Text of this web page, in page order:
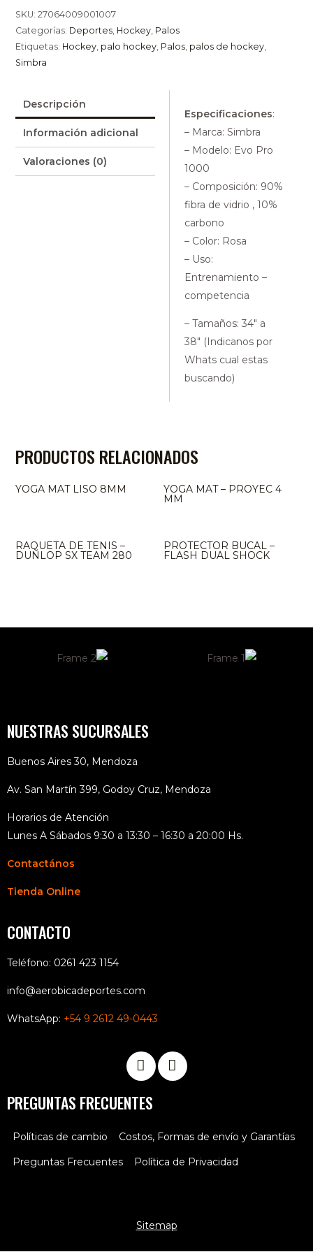
SKU: 27064009001007
Categorías: Deportes, Hockey, Palos
Etiquetas: Hockey, palo hockey, Palos, palos de hockey,
Simbra
Descripción
Información adicional
Valoraciones (0)
Especificaciones:
– Marca: Simbra
– Modelo: Evo Pro
1000
– Composición: 90%
fibra de vidrio , 10%
carbono
– Color: Rosa
– Uso:
Entrenamiento –
competencia
– Tamaños: 34″ a
38″ (Indicanos por
Whats cual estas
buscando)
PRODUCTOS RELACIONADOS
YOGA MAT LISO 8MM YOGA MAT – PROYEC 4
MM
RAQUETA DE TENIS –
DUNLOP SX TEAM 280
PROTECTOR BUCAL –
FLASH DUAL SHOCK
NUESTRAS SUCURSALES
Buenos Aires 30, Mendoza
Av. San Martín 399, Godoy Cruz, Mendoza
Horarios de Atención
Lunes A Sábados 9:30 a 13:30 – 16:30 a 20:00 Hs.
Contactános
Tienda Online
CONTACTO
Teléfono: 0261 423 1154
info@aerobicadeportes.com
WhatsApp: +54 9 2612 49-0443
PREGUNTAS FRECUENTES
Políticas de cambio
Costos, Formas de envío y Garantías
Preguntas Frecuentes
Política de Privacidad
Sitemap